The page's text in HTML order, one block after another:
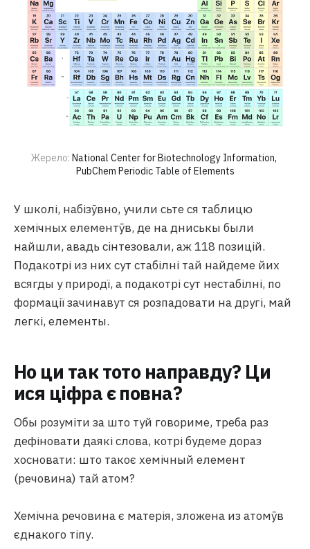
Жерело: National Center for Biotechnology Information,
PubChem Periodic Table of Elements
У школі, набізӯвно, учили сьте ся таблицю
хемічных елементӯв, де на дниськы были
найшли, авадь сінтезовали, аж 118 позицій.
Подакотрі из них сут стабілні тай найдеме йих
всягды у природї, а подакотрі сут нестабілні, по
формації зачинавут ся розпадовати на другі, май
легкі, елементы.
Но ци так тото направду? Ци
ися ціфра є повна?
Обы розуміти за што туй говориме, треба раз
дефіновати даякі слова, котрі будеме дораз
хосновати: што такоє хемічный елемент
(речовина) тай атом?
Хемічна речовина є матерія, зложена из атомӯв
єднакого тіпу.